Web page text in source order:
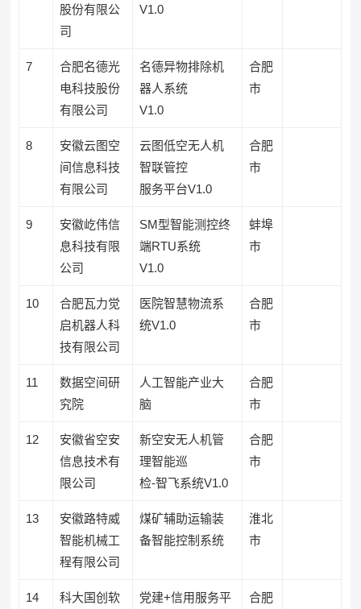
股份有限公
司
V1.0
7
合肥名德光
电科技股份
有限公司
名德异物排除机
器人系统
V1.0
合肥
市
8
安徽云图空
间信息科技
有限公司
云图低空无人机
智联管控
服务平台V1.0
合肥
市
9
安徽屹伟信
息科技有限
公司
SM型智能测控终
端RTU系统
V1.0
蚌埠
市
10
合肥瓦力觉
启机器人科
技有限公司
医院智慧物流系
统V1.0
合肥
市
11
数据空间研
究院
人工智能产业大
脑
合肥
市
12
安徽省空安
信息技术有
限公司
新空安无人机管
理智能巡
检-智飞系统V1.0
合肥
市
13
安徽路特威
智能机械工
程有限公司
煤矿辅助运输装
备智能控制系统
淮北
市
14
科大国创软
党建+信用服务平
合肥